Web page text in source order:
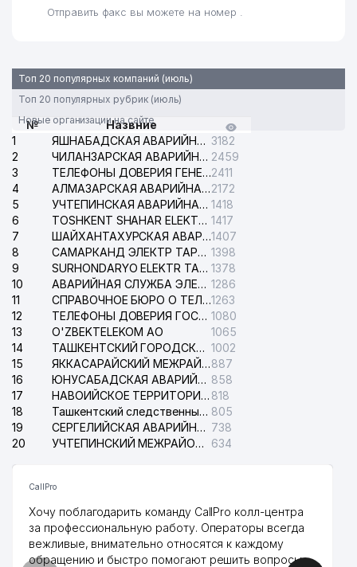
Отправить факс вы можете на номер .
Топ 20 популярных компаний (июль)
Топ 20 популярных рубрик (июль)
Новые организации на сайте
№
Назвние
1
ЯШНАБАДСКАЯ АВАРИЙНАЯ СЛУЖБА ЭЛЕКТРОСЕТИ 3182
2
ЧИЛАНЗАРСКАЯ АВАРИЙНАЯ СЛУЖБА ЭЛЕКТРОСЕТИ 2459
3
ТЕЛЕФОНЫ ДОВЕРИЯ ГЕНЕРАЛЬНОЙ ПРОКУРАТУРЫ РЕСПУБЛИКИ УЗБЕКИСТАН2411
4
АЛМАЗАРСКАЯ АВАРИЙНАЯ СЛУЖБА ЭЛЕКТРОСЕТИ2172
5
УЧТЕПИНСКАЯ АВАРИЙНАЯ СЛУЖБА ЭЛЕКТРОСЕТИ 1418
6
TOSHKENT SHAHAR ELEKTR TARMOQLARI KORXONASI АО 1417
7
ШАЙХАНТАХУРСКАЯ АВАРИЙНАЯ СЛУЖБА ЭЛЕКТРОСЕТИ1407
8
САМАРКАНД ЭЛЕКТР ТАРМОКЛАРИ АО 1398
9
SURHONDARYO ELEKTR TARMOKLARI АО 1378
10
АВАРИЙНАЯ СЛУЖБА ЭЛЕКТРОСЕТИ ТАШКЕНТСКОГО РАЙОНА 1286
11
СПРАВОЧНОЕ БЮРО О ТЕЛЕФОНАХ ОРГАНИЗАЦИЙ г. ТАШКЕНТА1263
12
ТЕЛЕФОНЫ ДОВЕРИЯ ГОСУДАРСТВЕННОГО ЦЕНТРА ТЕСТИРОВАНИЯ 1080
13
O'ZBEKTELEKOM АО
1065
14
ТАШКЕНТСКИЙ ГОРОДСКОЙ СУД ПО ГРАЖДАНСКИМ ДЕЛАМ 1002
15
ЯККАСАРАЙСКИЙ МЕЖРАЙОННЫЙ СУД ПО ГРАЖДАНСКИМ ДЕЛАМ887
16
ЮНУСАБАДСКАЯ АВАРИЙНАЯ СЛУЖБА ЭЛЕКТРОСЕТИ 858
17
НАВОИЙСКОЕ ТЕРРИТОРИАЛЬНОЕ ПРЕДПРИЯТИЕ ЭЛЕКТРОСЕТИ АО 818
18
Ташкентский следственный изолятор 805
19
СЕРГЕЛИЙСКАЯ АВАРИЙНАЯ СЛУЖБА ЭЛЕКТРОСЕТИ 738
20
УЧТЕПИНСКИЙ МЕЖРАЙОННЫЙ СУД ПО ГРАЖДАНСКИМ ДЕЛАМ 634
CallPro
Хочу поблагодарить команду CallPro колл-центра
за профессиональную работу. Операторы всегда
вежливые, внимательно относятся к каждому
обращению и быстро помогают решить вопросы.